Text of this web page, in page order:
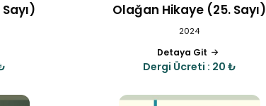
Olağan Hikaye (25. Sayı)
2024
Detaya Git
Dergi Ücreti : 20 ₺